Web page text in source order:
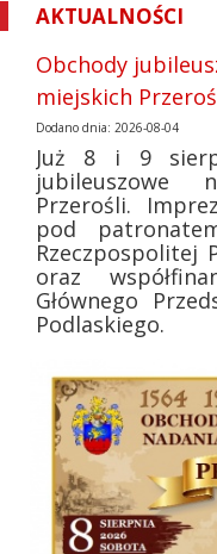
AKTUALNOŚCI
Obchody
miejskich
Dodano dnia: 2026-08-04
Już 8 i 9
jubileuszowe
Przerośli.
pod
Rzeczpospolitej
oraz
Głównego
Podlaskiego.